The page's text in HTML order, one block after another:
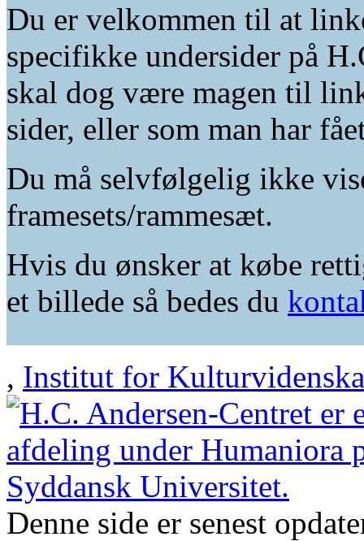
Du er velkommen til at
specifikke undersider på
skal dog være magen til
sider, eller som man har
Du må selvfølgelig ikke
framesets/rammesæt.
Hvis du ønsker at købe
et billede så bedes du
, Institut for
Denne side er senest